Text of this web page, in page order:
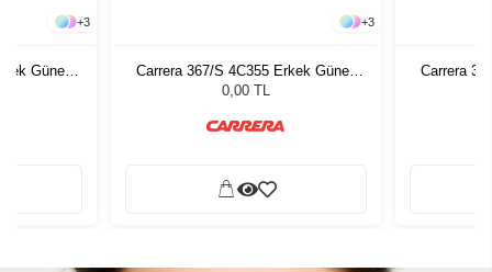
+3
Güneş
+3
Carrera 367/S 4C355 Erkek Güneş
Gözlüğü
0,00 TL
Carrera